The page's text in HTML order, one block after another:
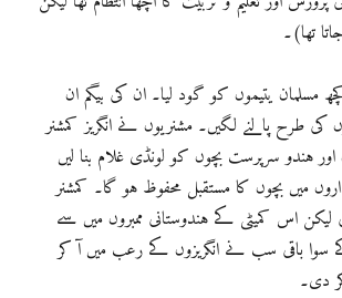
تھا)۔
مسلمان یتیموں کو گود لیا۔ ان کی بیگم ان
کی طرح پالنے لگیں۔ مشنریوں نے انگریز کمشنر
ہندو سرپرست بچوں کو لونڈی غلام بنا لیں
میں بچوں کا مستقبل محفوظ ہو گا۔ کمشنر
لیکن اس کمیٹی کے ہندوستانی ممبروں میں سے
سوا باقی سب نے انگریزوں کے رعب میں آ کر
دی۔